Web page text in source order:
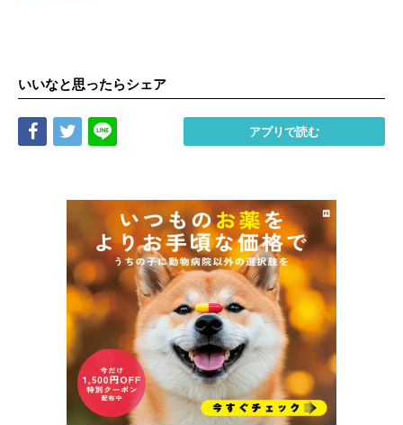
いいなと思ったらシェア
Share Tweet アプリで読む